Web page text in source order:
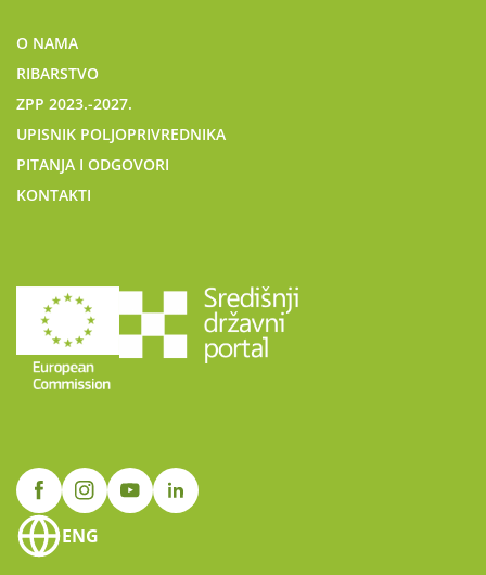
O NAMA
RIBARSTVO
ZPP 2023.-2027.
UPISNIK POLJOPRIVREDNIKA
PITANJA I ODGOVORI
KONTAKTI
ENG